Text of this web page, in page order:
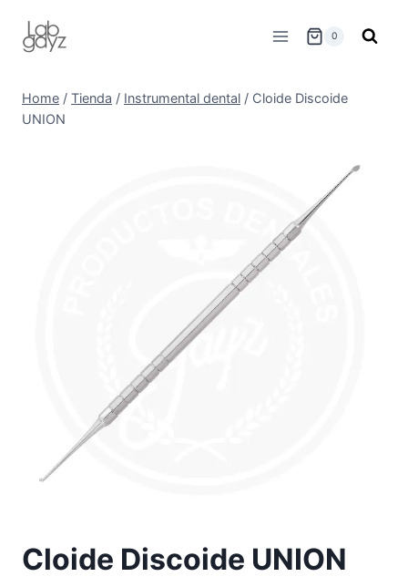
0
Home / Tienda / Instrumental dental / Cloide Discoide
UNION
Cloide Discoide UNION